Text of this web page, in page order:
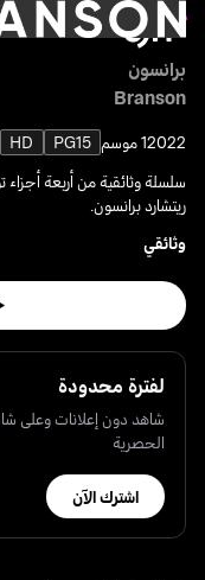
برانسون
Branson
20221 موسم PG15
HD
سلسلة وثائقية من أربعة أجزاء
ريتشارد برانسون.
وثائقي
لفترة محدودة
شاهد دون إعلانات وعلى
الحصرية
اشترك الآن